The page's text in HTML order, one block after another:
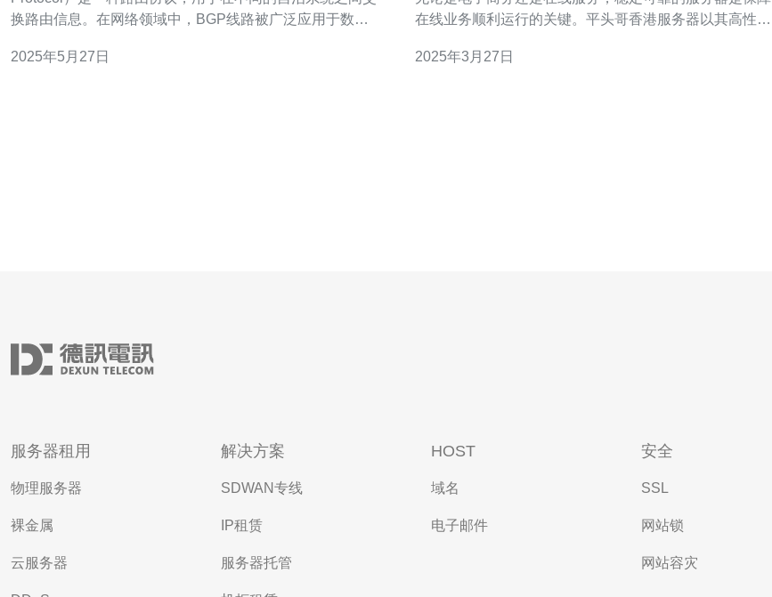
换路由信息。在网络领域中，BGP线路被广泛应用于数据
传输。 香港作为亚洲重要的网络枢纽，其机房BGP线路具
2025年5月27日
在线业务顺利运行的关键。平头哥香港服务器以其高性能
港服务器采用最先进的硬件设备和先进的技术，以确保在
2025年3月27日
服务器租用
物理服务器
裸金属
云服务器
解决方案
SDWAN专线
IP租赁
服务器托管
HOST
域名
电子邮件
安全
SSL
网站锁
网站容灾